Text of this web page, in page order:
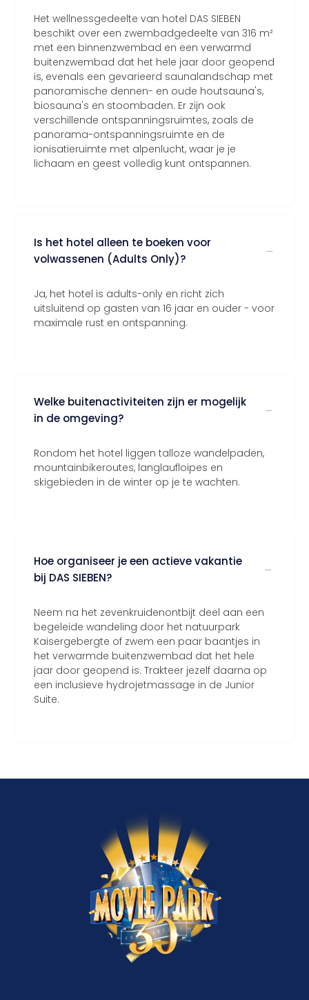
Het wellnessgedeelte van hotel DAS SIEBEN
beschikt over een zwembadgedeelte van 316 m²
met een binnenzwembad en een verwarmd
buitenzwembad dat het hele jaar door geopend
is, evenals een gevarieerd saunalandschap met
panoramische dennen- en oude houtsauna's,
biosauna's en stoombaden. Er zijn ook
verschillende ontspanningsruimtes, zoals de
panorama-ontspanningsruimte en de
ionisatieruimte met alpenlucht, waar je je
lichaam en geest volledig kunt ontspannen.
Is het hotel alleen te boeken voor
volwassenen (Adults Only)?
Ja, het hotel is adults-only en richt zich
uitsluitend op gasten van 16 jaar en ouder - voor
maximale rust en ontspanning.
Welke buitenactiviteiten zijn er mogelijk
in de omgeving?
Rondom het hotel liggen talloze wandelpaden,
mountainbikeroutes, langlaufloipes en
skigebieden in de winter op je te wachten.
Hoe organiseer je een actieve vakantie
bij DAS SIEBEN?
Neem na het zevenkruidenontbijt deel aan een
begeleide wandeling door het natuurpark
Kaisergebergte of zwem een paar baantjes in
het verwarmde buitenzwembad dat het hele
jaar door geopend is. Trakteer jezelf daarna op
een inclusieve hydrojetmassage in de Junior
Suite.